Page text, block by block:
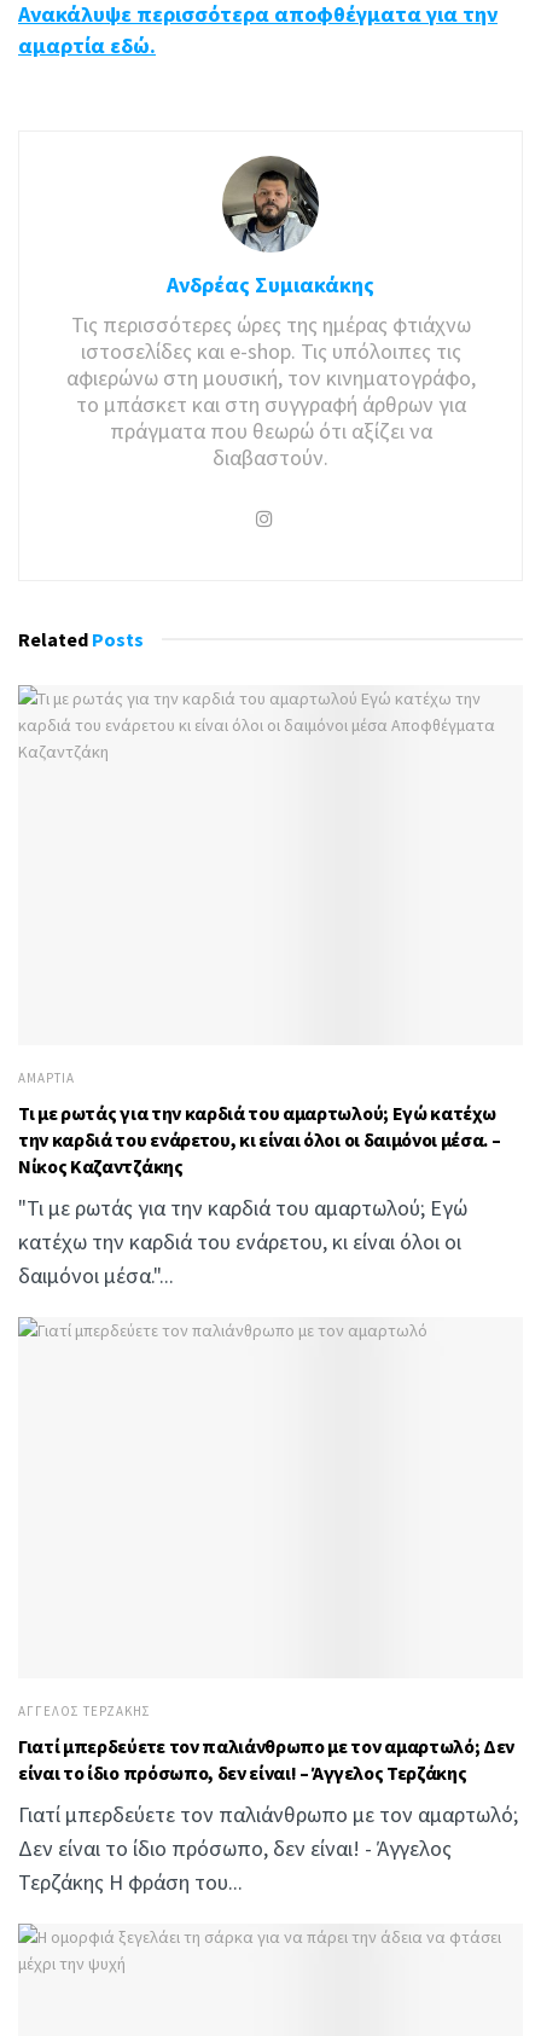
Ανακάλυψε περισσότερα αποφθέγματα για την
αμαρτία εδώ.
Ανδρέας Συμιακάκης
Τις περισσότερες ώρες της ημέρας φτιάχνω
ιστοσελίδες και e-shop. Τις υπόλοιπες τις
αφιερώνω στη μουσική, τον κινηματογράφο,
το μπάσκετ και στη συγγραφή άρθρων για
πράγματα που θεωρώ ότι αξίζει να
διαβαστούν.
Related Posts
ΑΜΑΡΤΊΑ
Τι με ρωτάς για την καρδιά του αμαρτωλού; Εγώ κατέχω
την καρδιά του ενάρετου, κι είναι όλοι οι δαιμόνοι μέσα. –
Νίκος Καζαντζάκης
"Τι με ρωτάς για την καρδιά του αμαρτωλού; Εγώ
κατέχω την καρδιά του ενάρετου, κι είναι όλοι οι
δαιμόνοι μέσα."...
ΆΓΓΕΛΟΣ ΤΕΡΖΆΚΗΣ
Γιατί μπερδεύετε τον παλιάνθρωπο με τον αμαρτωλό; Δεν
είναι το ίδιο πρόσωπο, δεν είναι! – Άγγελος Τερζάκης
Γιατί μπερδεύετε τον παλιάνθρωπο με τον αμαρτωλό;
Δεν είναι το ίδιο πρόσωπο, δεν είναι! - Άγγελος
Τερζάκης Η φράση του...